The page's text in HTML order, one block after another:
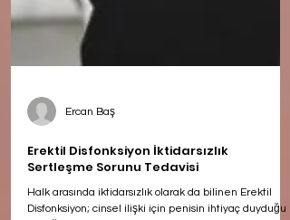
Ercan Baş
Erektil Disfonksiyon İktidarsızlık
Sertleşme Sorunu Tedavisi